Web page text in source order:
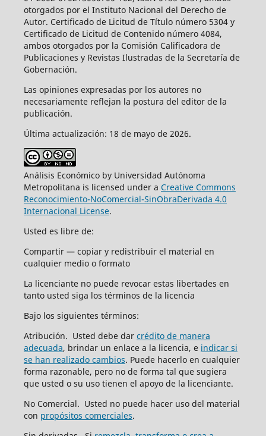
otorgados por el Instituto Nacional del Derecho de
Autor. Certificado de Licitud de Título número 5304 y
Certificado de Licitud de Contenido número 4084,
ambos otorgados por la Comisión Calificadora de
Publicaciones y Revistas Ilustradas de la Secretaría de
Gobernación.
Las opiniones expresadas por los autores no
necesariamente reflejan la postura del editor de la
publicación.
Última actualización: 18 de mayo de 2026.
Análisis Económico by Universidad Autónoma
Metropolitana is licensed under a Creative Commons
Reconocimiento-NoComercial-SinObraDerivada 4.0
Internacional License.
Usted es libre de:
Compartir — copiar y redistribuir el material en
cualquier medio o formato
La licenciante no puede revocar estas libertades en
tanto usted siga los términos de la licencia
Bajo los siguientes términos:
Atribución. Usted debe dar crédito de manera
adecuada, brindar un enlace a la licencia, e indicar si
se han realizado cambios. Puede hacerlo en cualquier
forma razonable, pero no de forma tal que sugiera
que usted o su uso tienen el apoyo de la licenciante.
No Comercial. Usted no puede hacer uso del material
con propósitos comerciales.